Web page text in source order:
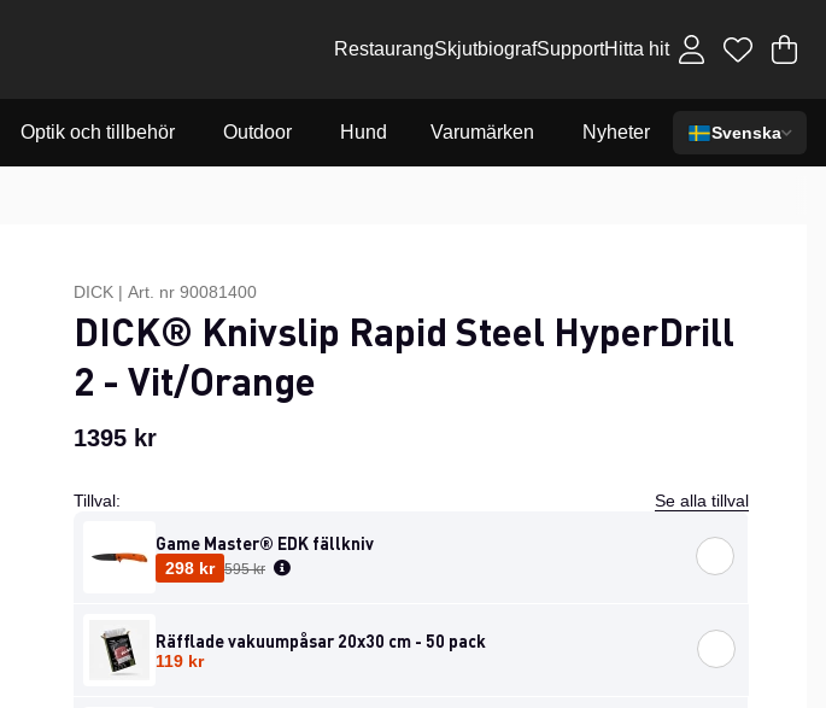
RestaurangSkjutbiografSupportHitta hit .
Optik och tillbehör Outdoor Hund Varumärken Nyheter Svenska
DICK | Art. nr 90081400
DICK® Knivslip Rapid Steel HyperDrill
2 - Vit/Orange
1395 kr
Tillval: Se alla tillval
Game Master® EDK fällkniv
298 kr
Ordinarie pris:
595 kr
Räfflade vakuumpåsar 20x30 cm - 50 pack
119 kr